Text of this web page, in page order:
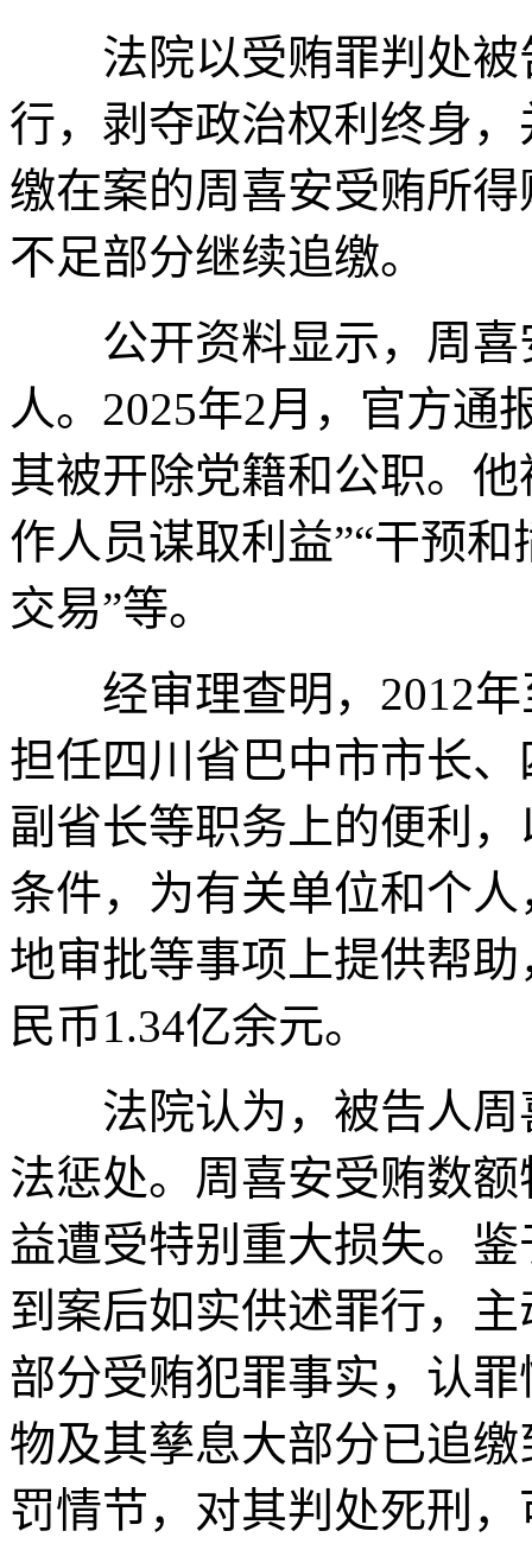
法院以受贿罪判处被
行，剥夺政治权利终身
缴在案的周喜安受贿所
不足部分继续追缴。
公开资料显示，周喜
人。2025年2月，官方通
其被开除党籍和公职。
作人员谋取利益”“干预
交易”等。
经审理查明，2012年
担任四川省巴中市市长
副省长等职务上的便利
条件，为有关单位和个
地审批等事项上提供帮
民币1.34亿余元。
法院认为，被告人周
法惩处。周喜安受贿数
益遭受特别重大损失。
到案后如实供述罪行，
部分受贿犯罪事实，认
物及其孳息大部分已追
罚情节，对其判处死刑